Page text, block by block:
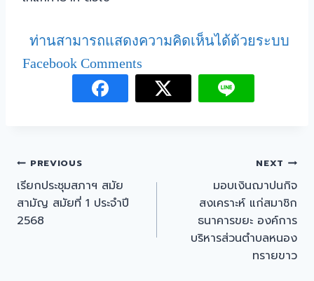
ท่านสามารถแสดงความคิดเห็นได้ด้วยระบบ
Facebook Comments
PREVIOUS
เรียกประชุมสภาฯ สมัย
สามัญ สมัยที่ 1 ประจำปี
2568
NEXT
มอบเงินฌาปนกิจ
สงเคราะห์ แก่สมาชิก
ธนาคารขยะ องค์การ
บริหารส่วนตำบลหนอง
ทรายขาว